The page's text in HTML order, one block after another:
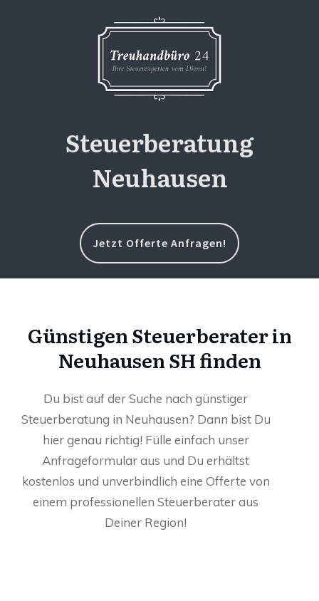
Steuerberatung
Neuhausen
Jetzt Offerte Anfragen!
Günstigen Steuerberater in
Neuhausen SH finden
Du bist auf der Suche nach günstiger
Steuerberatung in Neuhausen? Dann bist Du
hier genau richtig! Fülle einfach unser
Anfrageformular aus und Du erhältst
kostenlos und unverbindlich eine Offerte von
einem professionellen Steuerberater aus
Deiner Region!